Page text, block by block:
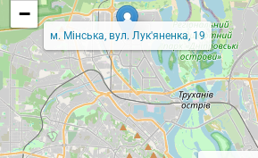
м. Мінська, вул. Лук'яненка, 19
−